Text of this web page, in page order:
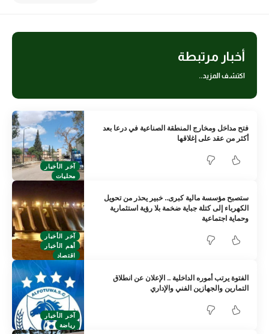
أخبار مرتبطة
اكتشف المزيد..
آخر الأخبار
محليات
فتح مداخل ومخارج المنطقة الصناعية في درعا بعد
أكثر من عقد على إغلاقها
آخر الأخبار
أهم الأخبار
اقتصاد
ستصبح مؤسسة مالية كبرى.. خبير يحذر من تحويل
الكهرباء إلى كتلة جباية ضخمة بلا رؤية استثمارية
وحماية اجتماعية
آخر الأخبار
رياضة
الفتوة يرتب أموره الداخلية .. الإعلان عن انطلاق
التمارين والجهازين الفني والإداري